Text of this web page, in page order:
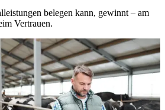
belegen kann, gewinnt – am
Vertrauen.